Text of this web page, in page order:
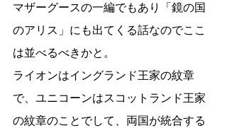
マザーグースの一編でもあり「鏡の国
のアリス」にも出てくる話なのでここ
は並べるべきかと。
ライオンはイングランド王家の紋章
で、ユニコーンはスコットランド王家
の紋章のことでして、両国が統合する